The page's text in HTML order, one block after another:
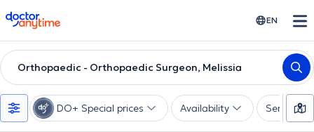
doctoranytime EN
Orthopaedic - Orthopaedic Surgeon, Melissia
DO+ Special prices Availability Services